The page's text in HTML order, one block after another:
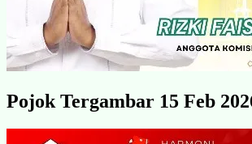
Pojok Tergambar 15 Feb